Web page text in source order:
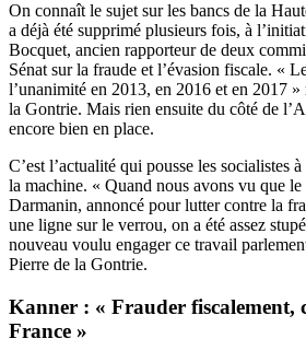
On connaît le sujet sur les bancs de la
a déjà été supprimé plusieurs fois, à
Bocquet, ancien rapporteur de deux
Sénat sur la fraude et l’évasion fiscale. «
l’unanimité en 2013, en 2016 et en 2017
la Gontrie. Mais rien ensuite du côté de
encore bien en place.
C’est l’actualité qui pousse les socialistes
la machine. « Quand nous avons vu que
Darmanin, annoncé pour lutter contre la
une ligne sur le verrou, on a été assez
nouveau voulu engager ce travail
Pierre de la Gontrie.
Kanner : « Frauder fiscalement,
France »